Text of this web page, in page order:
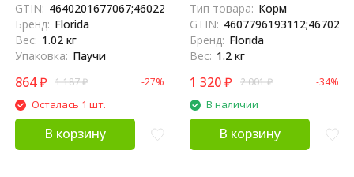
GTIN:
Бренд: Florida
Вес: 1.02 кг
Упаковка: Паучи
864₽ 1 187₽ -27%
Осталась 1 шт.
В корзину
Тип товара: Корм
GTIN:
Бренд: Florida
Вес: 1.2 кг
1 320₽ 2 001₽ -34%
В наличии
В корзину